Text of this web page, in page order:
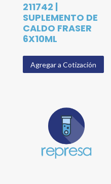
211742 |
SUPLEMENTO DE
CALDO FRASER
6X10ML
Agregar a Cotización